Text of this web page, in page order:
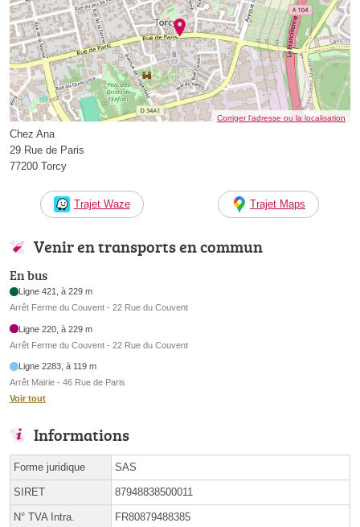
Corriger l’adresse ou la localisation
Chez Ana
29 Rue de Paris
77200 Torcy
Trajet Waze Trajet Maps
Venir en transports en commun
En bus
Ligne 421, à 229 m
Arrêt Ferme du Couvent - 22 Rue du Couvent
Ligne 220, à 229 m
Arrêt Ferme du Couvent - 22 Rue du Couvent
Ligne 2283, à 119 m
Arrêt Mairie - 46 Rue de Paris
Voir tout
Informations
Forme juridique SAS
SIRET 87948838500011
N° TVA Intra. FR80879488385